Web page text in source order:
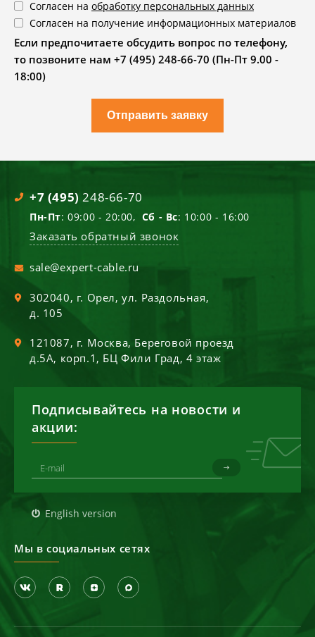
Согласен на обработку персональных данных
Согласен на получение информационных материалов
Если предпочитаете обсудить вопрос по телефону,
то позвоните нам +7 (495) 248-66-70 (Пн-Пт 9.00 -
18:00)
Отправить заявку
+7 (495) 248-66-70
Пн-Пт: 09:00 - 20:00, Сб - Вс: 10:00 - 16:00
Заказать обратный звонок
sale@expert-cable.ru
302040, г. Орел,ул. Раздольная,
д. 105
121087, г. Москва, Береговой проезд
д.5А, корп.1, БЦ Фили Град, 4 этаж
Подписывайтесь на новости и
акции:
English version
Мы в социальных сетях